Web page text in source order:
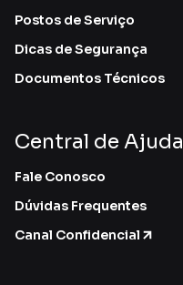
Postos de Serviço
Dicas de Segurança
Documentos Técnicos
Central de Ajuda
Fale Conosco
Dúvidas Frequentes
Canal Confidencial